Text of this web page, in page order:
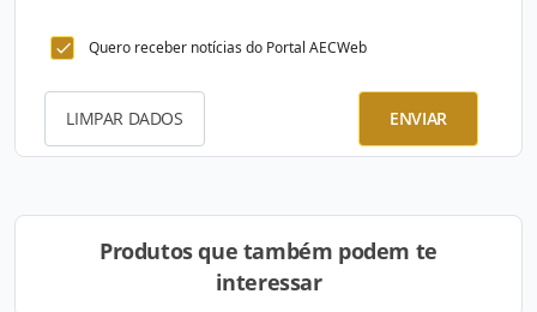
Quero receber notícias do Portal AECWeb
LIMPAR DADOS ENVIAR
Produtos que também podem te
interessar